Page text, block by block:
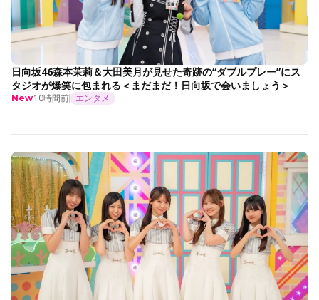
日向坂46森本茉莉＆大田美月が見せた奇跡の“ダブルプレー”にス
タジオが爆笑に包まれる＜まだまだ！日向坂で会いましょう＞
New10時間前 エンタメ